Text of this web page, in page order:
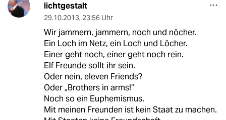
lichtgestalt
29.10.2013, 23:56 Uhr
Wir jammern, jammern, noch und nöcher.
Ein Loch im Netz, ein Loch und Löcher.
Einer geht noch, einer geht noch rein.
Elf Freunde sollt ihr sein.
Oder nein, eleven Friends?
Oder „Brothers in arms!“
Noch so ein Euphemismus.
Mit meinen Freunden ist kein Staat zu machen.